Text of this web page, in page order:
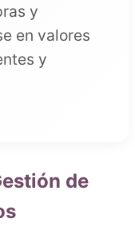
y
en valores
y
de